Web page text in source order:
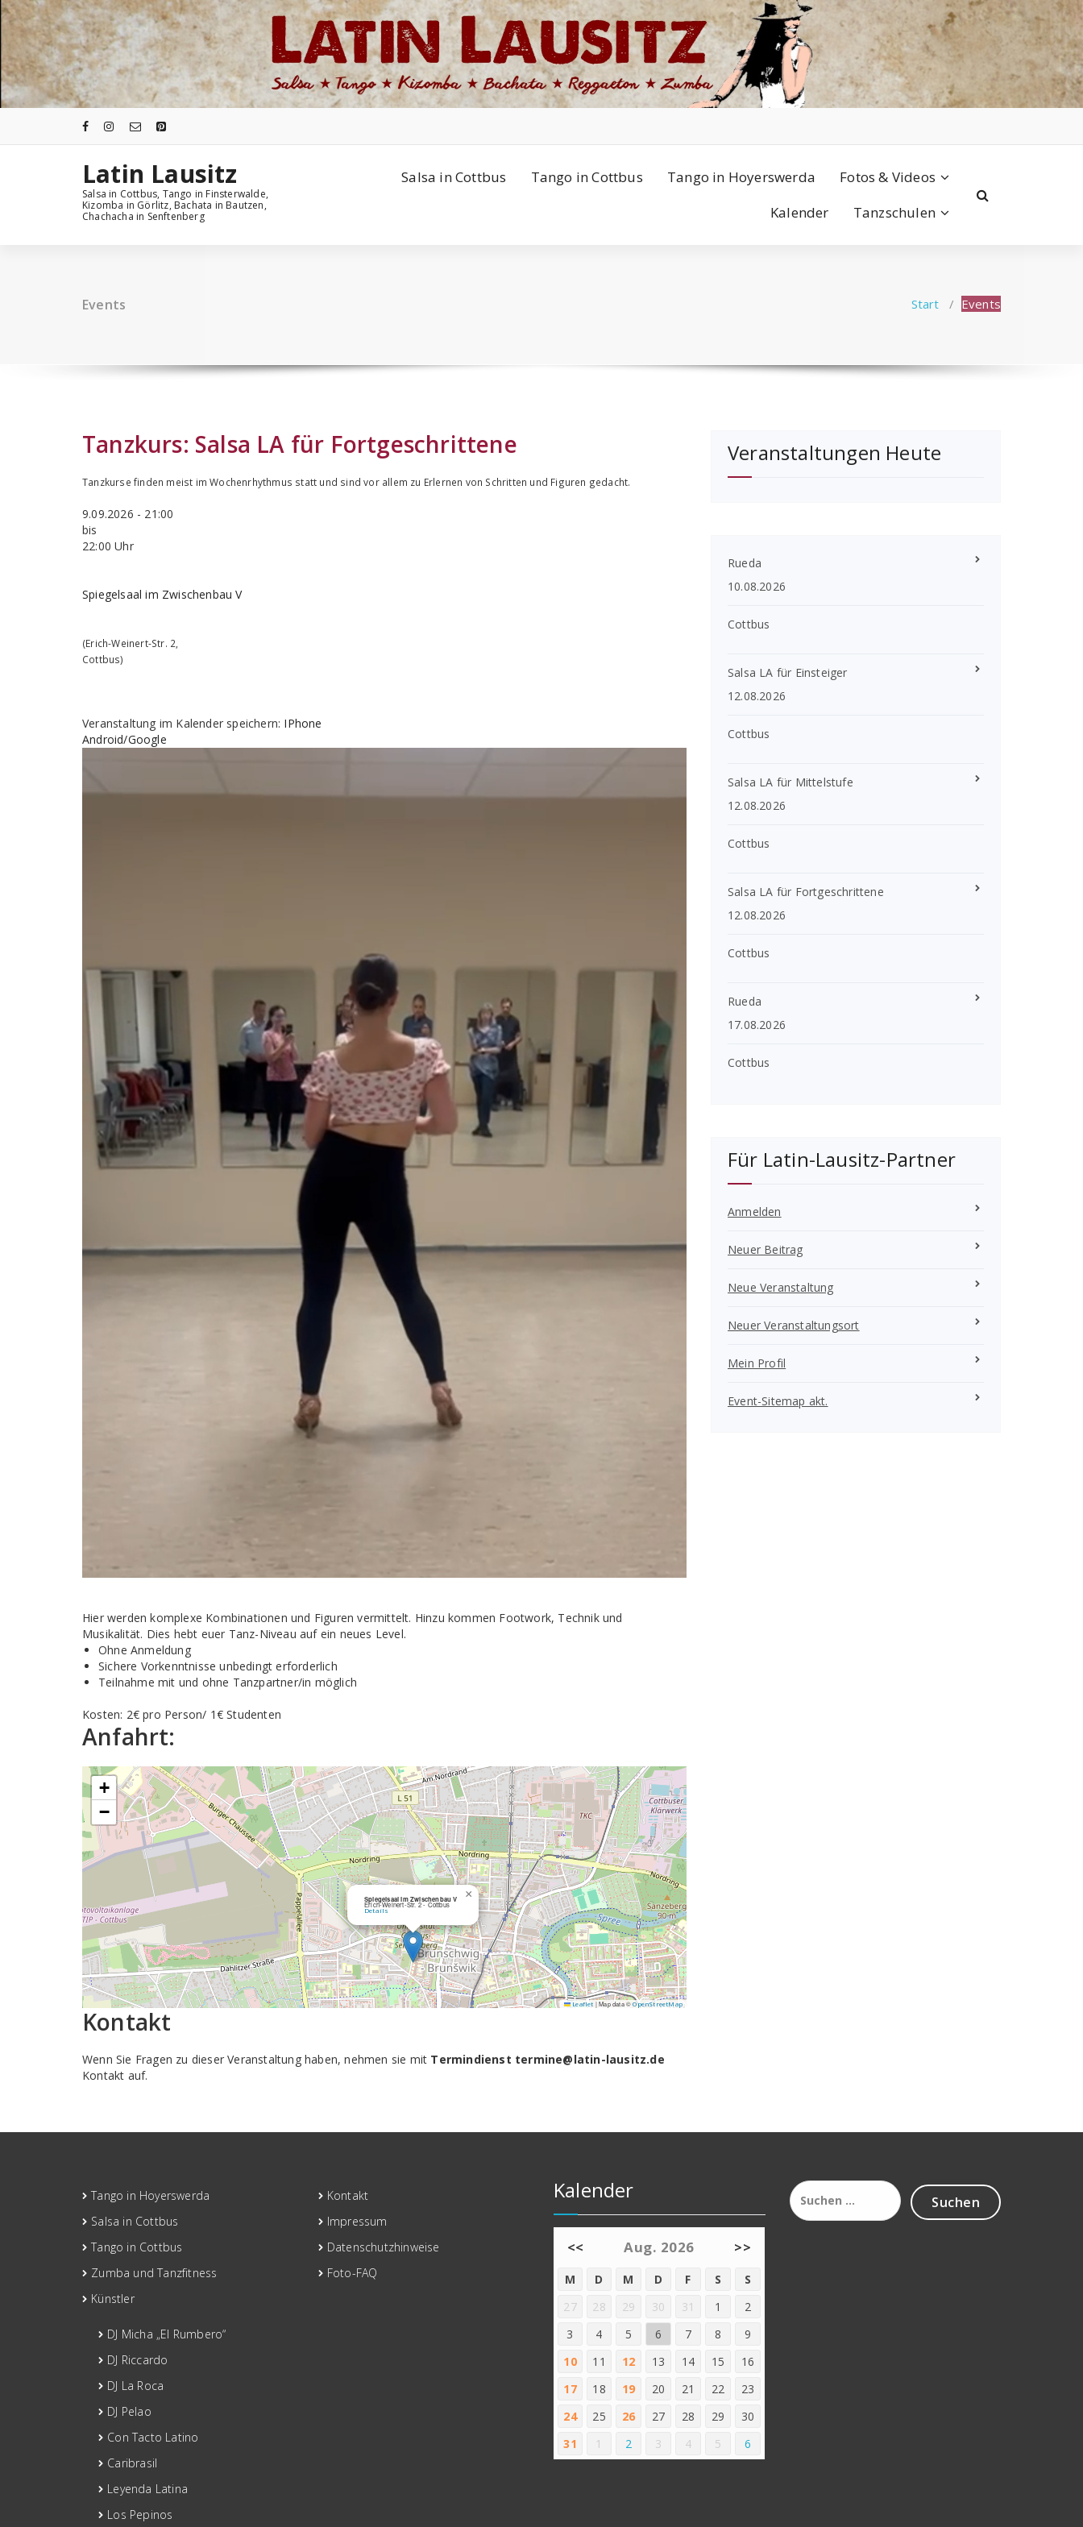
Zum
Inhalt
springen
Latin Lausitz
Salsa in Cottbus, Tango in Finsterwalde,
Kizomba in Görlitz, Bachata in Bautzen,
Chachacha in Senftenberg
Salsa in Cottbus Tango in Cottbus Tango in Hoyerswerda
Fotos & Videos
Kalender
Tanzschulen
Events Start / Events
Tanzkurs: Salsa LA für Fortgeschrittene
Tanzkurse finden meist im Wochenrhythmus statt und sind vor allem zu Erlernen von Schritten und Figuren gedacht.
9.09.2026 - 21:00
bis
22:00 Uhr
Spiegelsaal im Zwischenbau V
(Erich-Weinert-Str. 2,
Cottbus)
Veranstaltung im Kalender speichern: IPhone
Android/Google
Hier werden komplexe Kombinationen und Figuren vermittelt. Hinzu kommen Footwork, Technik und
Musikalität. Dies hebt euer Tanz-Niveau auf ein neues Level.
Ohne Anmeldung
Sichere Vorkenntnisse unbedingt erforderlich
Teilnahme mit und ohne Tanzpartner/in möglich
Kosten: 2€ pro Person/ 1€ Studenten
Anfahrt:
Spiegelsaal im Zwischenbau V
Erich-Weinert-Str. 2 - Cottbus
Details
×
+
−
Leaflet |Map data ©OpenStreetMap
Kontakt
Wenn Sie Fragen zu dieser Veranstaltung haben, nehmen sie mit Termindienst termine@latin-lausitz.de
Kontakt auf.
Veranstaltungen Heute
Rueda
10.08.2026
Cottbus
Salsa LA für Einsteiger
12.08.2026
Cottbus
Salsa LA für Mittelstufe
12.08.2026
Cottbus
Salsa LA für Fortgeschrittene
12.08.2026
Cottbus
Rueda
17.08.2026
Cottbus
Für Latin-Lausitz-Partner
Anmelden
Neuer Beitrag
Neue Veranstaltung
Neuer Veranstaltungsort
Mein Profil
Event-Sitemap akt.
Tango in Hoyerswerda
Salsa in Cottbus
Tango in Cottbus
Zumba und Tanzfitness
Künstler
DJ Micha „El Rumbero“
DJ Riccardo
DJ La Roca
DJ Pelao
Con Tacto Latino
Caribrasil
Leyenda Latina
Los Pepinos
Kontakt
Impressum
Datenschutzhinweise
Foto-FAQ
Kalender
<< Aug. 2026 >>
M D M D F S
S
27
28 29 30 31 1
2
3
4 5 6 7 8
9
10
11 12 13 14 15
16
17
18 19 20 21 22
23
24
25 26 27 28 29
30
31
1 2 3 4 5 6
Suchen
nach: